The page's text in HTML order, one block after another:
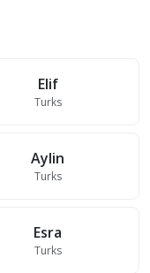
Elif
Turks
Aylin
Turks
Esra
Turks